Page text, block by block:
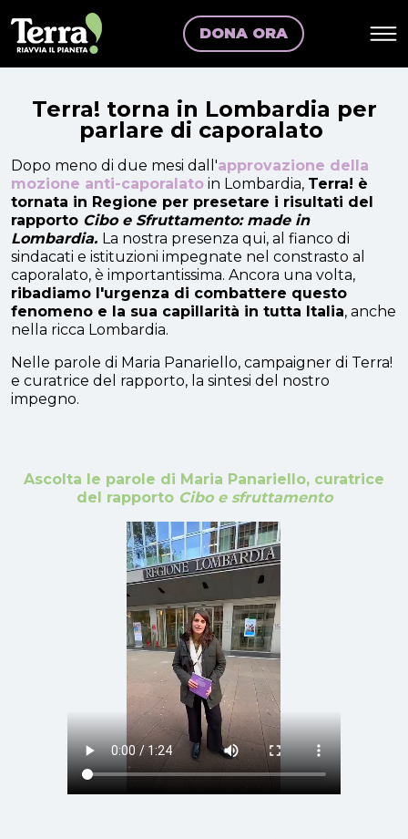
DONA ORA
Terra! torna in Lombardia per
parlare di caporalato
Dopo meno di due mesi dall'approvazione della
mozione anti-caporalato in Lombardia, Terra! è
tornata in Regione per presetare i risultati del
rapporto Cibo e Sfruttamento: made in
Lombardia. La nostra presenza qui, al fianco di
sindacati e istituzioni impegnate nel constrasto al
caporalato, è importantissima. Ancora una volta,
ribadiamo l'urgenza di combattere questo
fenomeno e la sua capillarità in tutta Italia, anche
nella ricca Lombardia.
Nelle parole di Maria Panariello, campaigner di Terra!
e curatrice del rapporto, la sintesi del nostro
impegno.
Ascolta le parole di Maria Panariello, curatrice
del rapportoCibo e sfruttamento